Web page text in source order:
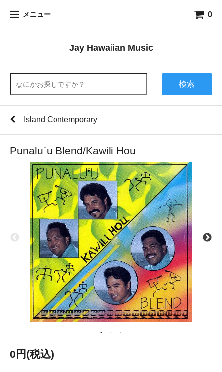
メニュー 0
Jay Hawaiian Music
検索
Island Contemporary
Punalu`u Blend/Kawili Hou
0円(税込)